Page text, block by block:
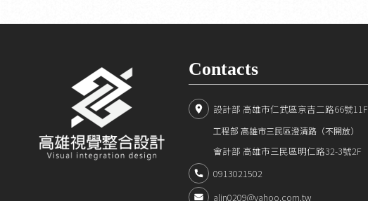
Contacts
設計部 高雄市仁武區京吉二路66號11F
工程部 高雄市三民區澄清路（不開放）
會計部 高雄市三民區明仁路32-3號2F
0913021502
alin0209@yahoo.com.tw